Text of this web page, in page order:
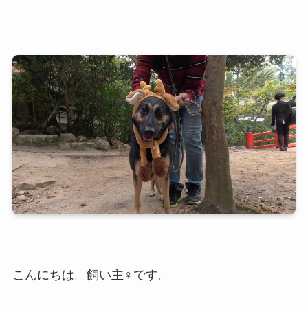
こんにちは。飼い主♀です。